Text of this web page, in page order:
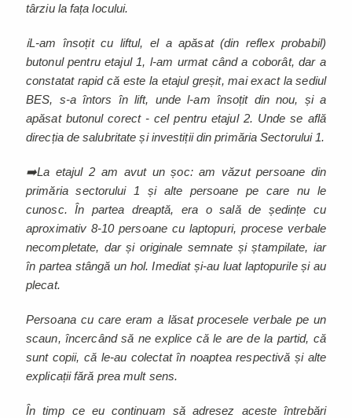
târziu la fața locului.
ℹ️L-am însoțit cu liftul, el a apăsat (din reflex probabil)
butonul pentru etajul 1, l-am urmat când a coborât, dar a
constatat rapid că este la etajul greșit, mai exact la sediul
BES, s-a întors în lift, unde l-am însoțit din nou, și a
apăsat butonul corect - cel pentru etajul 2. Unde se află
direcția de salubritate și investiții din primăria Sectorului 1.
➡️La etajul 2 am avut un șoc: am văzut persoane din
primăria sectorului 1 și alte persoane pe care nu le
cunosc. În partea dreaptă, era o sală de ședințe cu
aproximativ 8-10 persoane cu laptopuri, procese verbale
necompletate, dar și originale semnate și ștampilate, iar
în partea stângă un hol. Imediat și-au luat laptopurile și au
plecat.
Persoana cu care eram a lăsat procesele verbale pe un
scaun, încercând să ne explice că le are de la partid, că
sunt copii, că le-au colectat în noaptea respectivă și alte
explicații fără prea mult sens.
În timp ce eu continuam să adresez aceste întrebări